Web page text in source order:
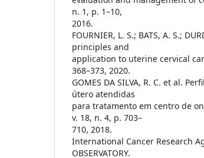
n. 1, p. 1–10,
2016.
FOURNIER, L. S.; BATS, A. S.;
principles and
application to uterine cervical
368–373, 2020.
GOMES DA SILVA, R. C. et al.
útero atendidas
para tratamento em centro de
v. 18, n. 4, p. 703–
710, 2018.
International Cancer Research
OBSERVATORY.